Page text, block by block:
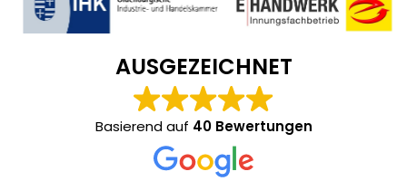
AUSGEZEICHNET
Basierend auf 40 Bewertungen